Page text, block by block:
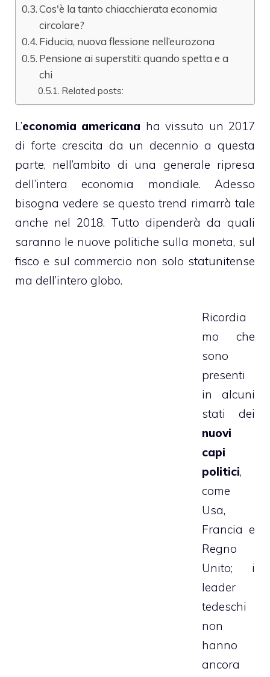
Cos'è la tanto chiacchierata economia
circolare?
Fiducia, nuova flessione nell’eurozona
Pensione ai superstiti: quando spetta e a
chi
Related posts:
L’economia americana ha vissuto un 2017
di forte crescita da un decennio a questa
parte, nell’ambito di una generale ripresa
dell’intera economia mondiale. Adesso
bisogna vedere se questo trend rimarrà tale
anche nel 2018. Tutto dipenderà da quali
saranno le nuove politiche sulla moneta, sul
fisco e sul commercio non solo statunitense
ma dell’intero globo.
Ricordia
mo che
sono
presenti
in alcuni
stati dei
nuovi
capi
politici,
come
Usa,
Francia e
Regno
Unito; i
leader
tedeschi
non
hanno
ancora